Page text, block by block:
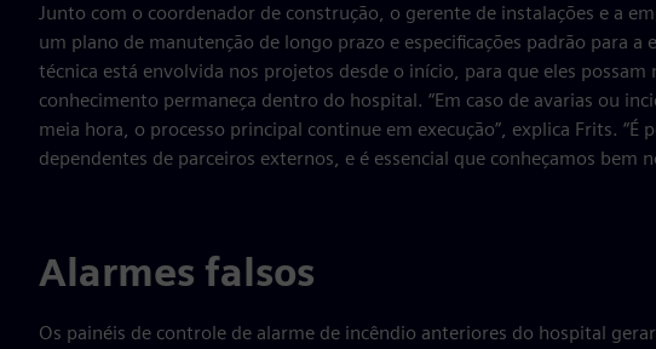
Junto com o coordenador de construção, o gerente de instalações e a
um plano de manutenção de longo prazo e especificações padrão para
técnica está envolvida nos projetos desde o início, para que eles
conhecimento permaneça dentro do hospital. “Em caso de avarias ou
meia hora, o processo principal continue em execução”, explica Frits. “É
dependentes de parceiros externos, e é essencial que conheçamos bem
Alarmes falsos
Os painéis de controle de alarme de incêndio anteriores do hospital